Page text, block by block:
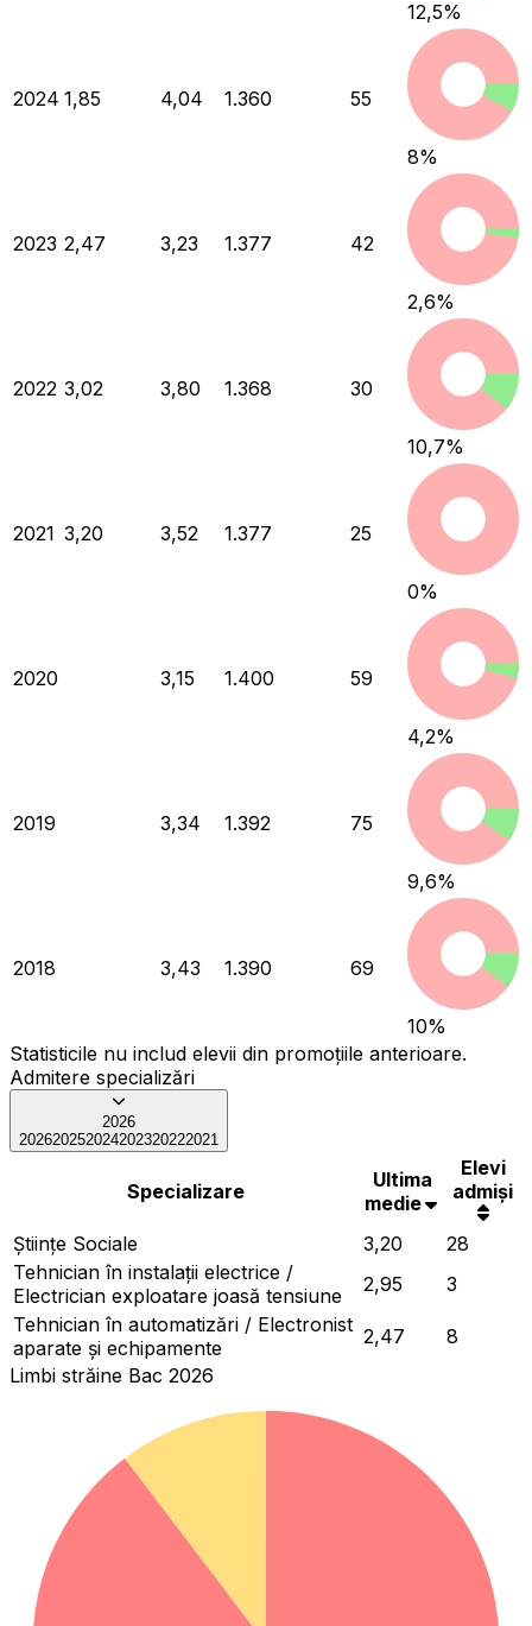
12,5%
2024 1,85 4,04 1.360 55
8%
2023 2,47 3,23 1.377 42
2,6%
2022 3,02 3,80 1.368 30
10,7%
2021 3,20 3,52 1.377 25
0%
2020 3,15 1.400 59
4,2%
2019 3,34 1.392 75
9,6%
2018 3,43 1.390 69
10%
Statisticile nu includ elevii din promoțiile anterioare.
Admitere specializări
2026
202620252024202320222021
Specializare
Ultima
medie
Elevi
admiși
Ştiinţe Sociale 3,20
28
Tehnician în instalații electrice /
Electrician exploatare joasă tensiune
2,95
3
Tehnician în automatizări / Electronist
aparate și echipamente
2,47
8
Limbi străine Bac 2026